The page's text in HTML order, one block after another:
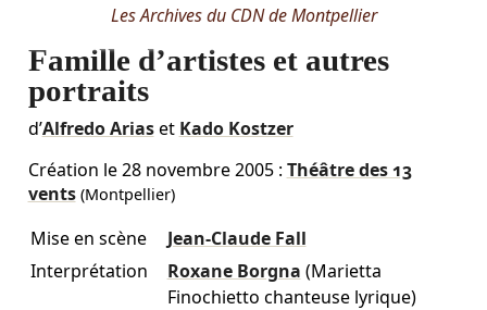
Les Archives du CDN de Montpellier
Famille d’artistes et autres
portraits
d’Alfredo Ariaset Kado Kostzer
Création le28 novembre 2005: Théâtre des 13
vents(Montpellier)
Mise en scène
Jean-Claude Fall
Interprétation
Roxane Borgna (Marietta
Finochietto chanteuse lyrique)